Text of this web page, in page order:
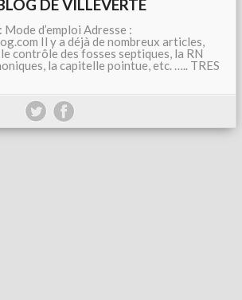
DE VILLEVERTE
d’emploi Adresse :
Il y a déjà de nombreux articles,
le contrôle des fosses septiques, la RN
la capitelle pointue, etc. ….. TRES